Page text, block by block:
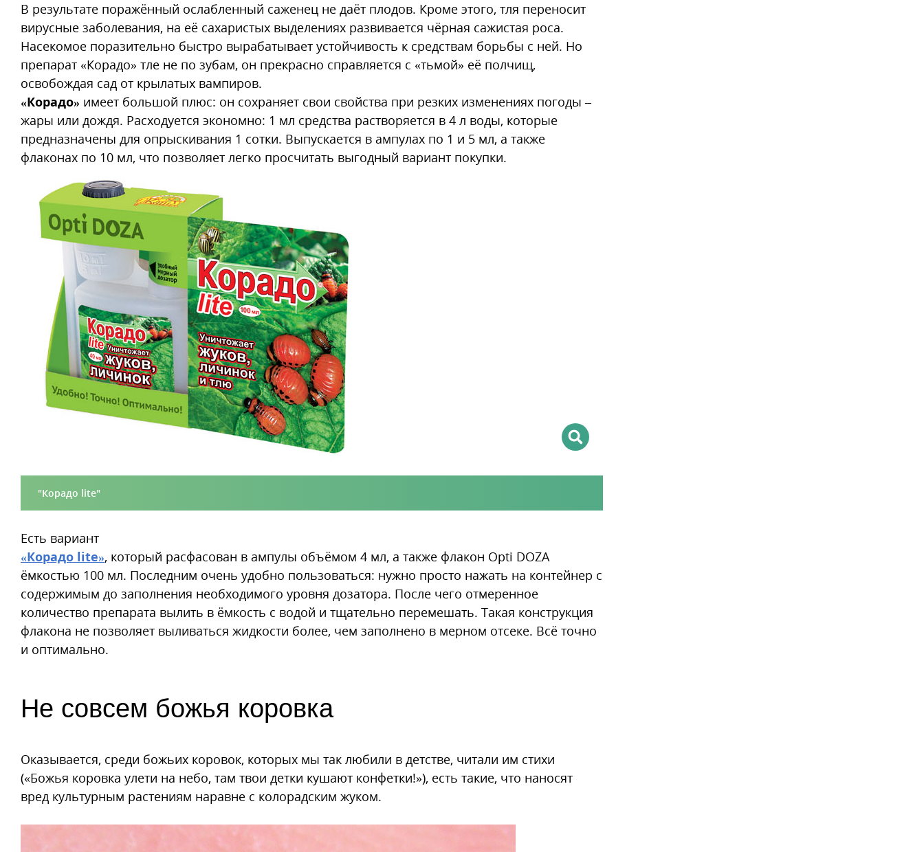
В результате поражённый ослабленный саженец не даёт плодов. Кроме этого, тля переносит
вирусные заболевания, на её сахаристых выделениях развивается чёрная сажистая роса.
Насекомое поразительно быстро вырабатывает устойчивость к средствам борьбы с ней. Но
препарат «Корадо» тле не по зубам, он прекрасно справляется с «тьмой» её полчищ,
освобождая сад от крылатых вампиров.
«Корадо» имеет большой плюс: он сохраняет свои свойства при резких изменениях погоды –
жары или дождя. Расходуется экономно: 1 мл средства растворяется в 4 л воды, которые
предназначены для опрыскивания 1 сотки. Выпускается в ампулах по 1 и 5 мл, а также
флаконах по 10 мл, что позволяет легко просчитать выгодный вариант покупки.
"Корадо lite"
Есть вариант
«Корадо lite», который расфасован в ампулы объёмом 4 мл, а также флакон Opti DOZA
ёмкостью 100 мл. Последним очень удобно пользоваться: нужно просто нажать на контейнер с
содержимым до заполнения необходимого уровня дозатора. После чего отмеренное
количество препарата вылить в ёмкость с водой и тщательно перемешать. Такая конструкция
флакона не позволяет выливаться жидкости более, чем заполнено в мерном отсеке. Всё точно
и оптимально.
Не совсем божья коровка
Оказывается, среди божьих коровок, которых мы так любили в детстве, читали им стихи
(«Божья коровка улети на небо, там твои детки кушают конфетки!»), есть такие, что наносят
вред культурным растениям наравне с колорадским жуком.